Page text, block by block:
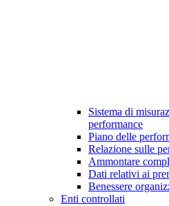
Sistema di
performance
Piano delle
Relazione sulle
Ammontare
Dati relativi ai
Benessere
Enti controllati